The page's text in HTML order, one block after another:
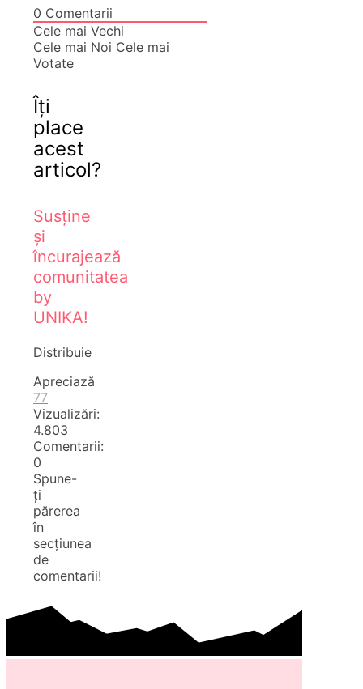
0 Comentarii
Cele mai Vechi
Cele mai Noi Cele mai
Votate
Îți
place
acest
articol?
Susține
și
încurajează
comunitatea
by
UNIKA!
Distribuie
Apreciază
77
Vizualizări:
4.803
Comentarii:
0
Spune-
ți
părerea
în
secțiunea
de
comentarii!